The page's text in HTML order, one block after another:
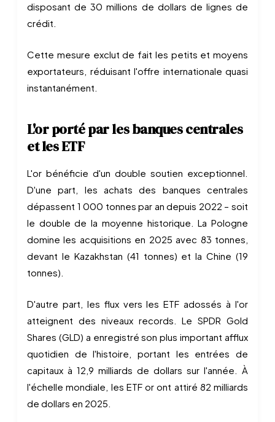
disposant de 30 millions de dollars de lignes de
crédit.
Cette mesure exclut de fait les petits et moyens
exportateurs, réduisant l'offre internationale quasi
instantanément.
L'or porté par les banques centrales
et les ETF
L'or bénéficie d'un double soutien exceptionnel.
D'une part, les achats des banques centrales
dépassent 1 000 tonnes par an depuis 2022 – soit
le double de la moyenne historique. La Pologne
domine les acquisitions en 2025 avec 83 tonnes,
devant le Kazakhstan (41 tonnes) et la Chine (19
tonnes).
D'autre part, les flux vers les ETF adossés à l'or
atteignent des niveaux records. Le SPDR Gold
Shares (GLD) a enregistré son plus important afflux
quotidien de l'histoire, portant les entrées de
capitaux à 12,9 milliards de dollars sur l'année. À
l'échelle mondiale, les ETF or ont attiré 82 milliards
de dollars en 2025.